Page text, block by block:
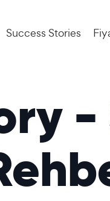
Success Stories
-